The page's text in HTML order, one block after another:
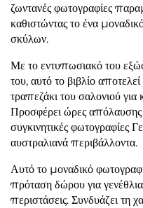
ζωντανές φωτογραφίες
καθιστώντας το ένα
σκύλων.
Με το εντυπωσιακό του
του, αυτό το βιβλίο
τραπεζάκι του σαλονιού
Προσφέρει ώρες απόλαυσης
συγκινητικές φωτογραφίες
αυστραλιανά περιβάλλοντα.
Αυτό το μοναδικό
πρόταση δώρου για
περιστάσεις. Συνδυάζει τη